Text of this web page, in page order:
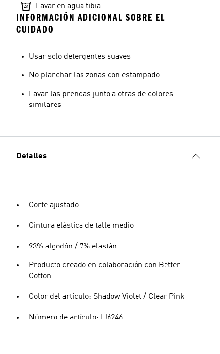
Lavar en agua tibia
INFORMACIÓN ADICIONAL SOBRE EL
CUIDADO
Usar solo detergentes suaves
No planchar las zonas con estampado
Lavar las prendas junto a otras de colores
similares
Detalles
Corte ajustado
Cintura elástica de talle medio
93% algodón / 7% elastán
Producto creado en colaboración con Better
Cotton
Color del artículo: Shadow Violet / Clear Pink
Número de artículo: IJ6246